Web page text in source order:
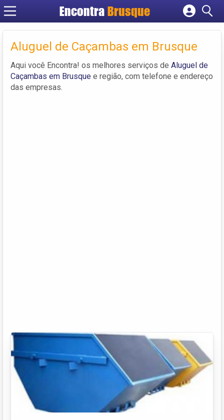
EncontraBrusque
Cadastrar empresa
Criar conta
Aluguel de Caçambas em Brusque
Aqui você Encontra! os melhores serviços de Aluguel de
Caçambas em Brusque e região, com telefone e endereço
das empresas.